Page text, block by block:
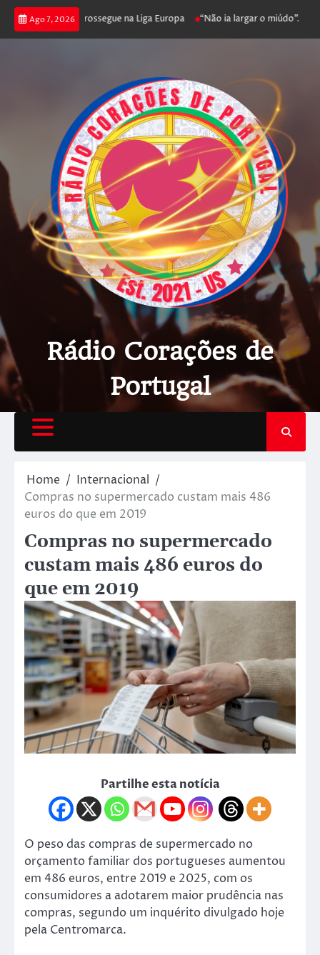
Ago 7, 2026
joga poker e prossegue na Liga Europa “Não ia largar o miúdo”.
Rádio Corações de
Portugal
Home
Internacional
Compras no supermercado custam mais 486
euros do que em 2019
Compras no supermercado
custam mais 486 euros do
que em 2019
Partilhe esta notícia
O peso das compras de supermercado no
orçamento familiar dos portugueses aumentou
em 486 euros, entre 2019 e 2025, com os
consumidores a adotarem maior prudência nas
compras, segundo um inquérito divulgado hoje
pela Centromarca.